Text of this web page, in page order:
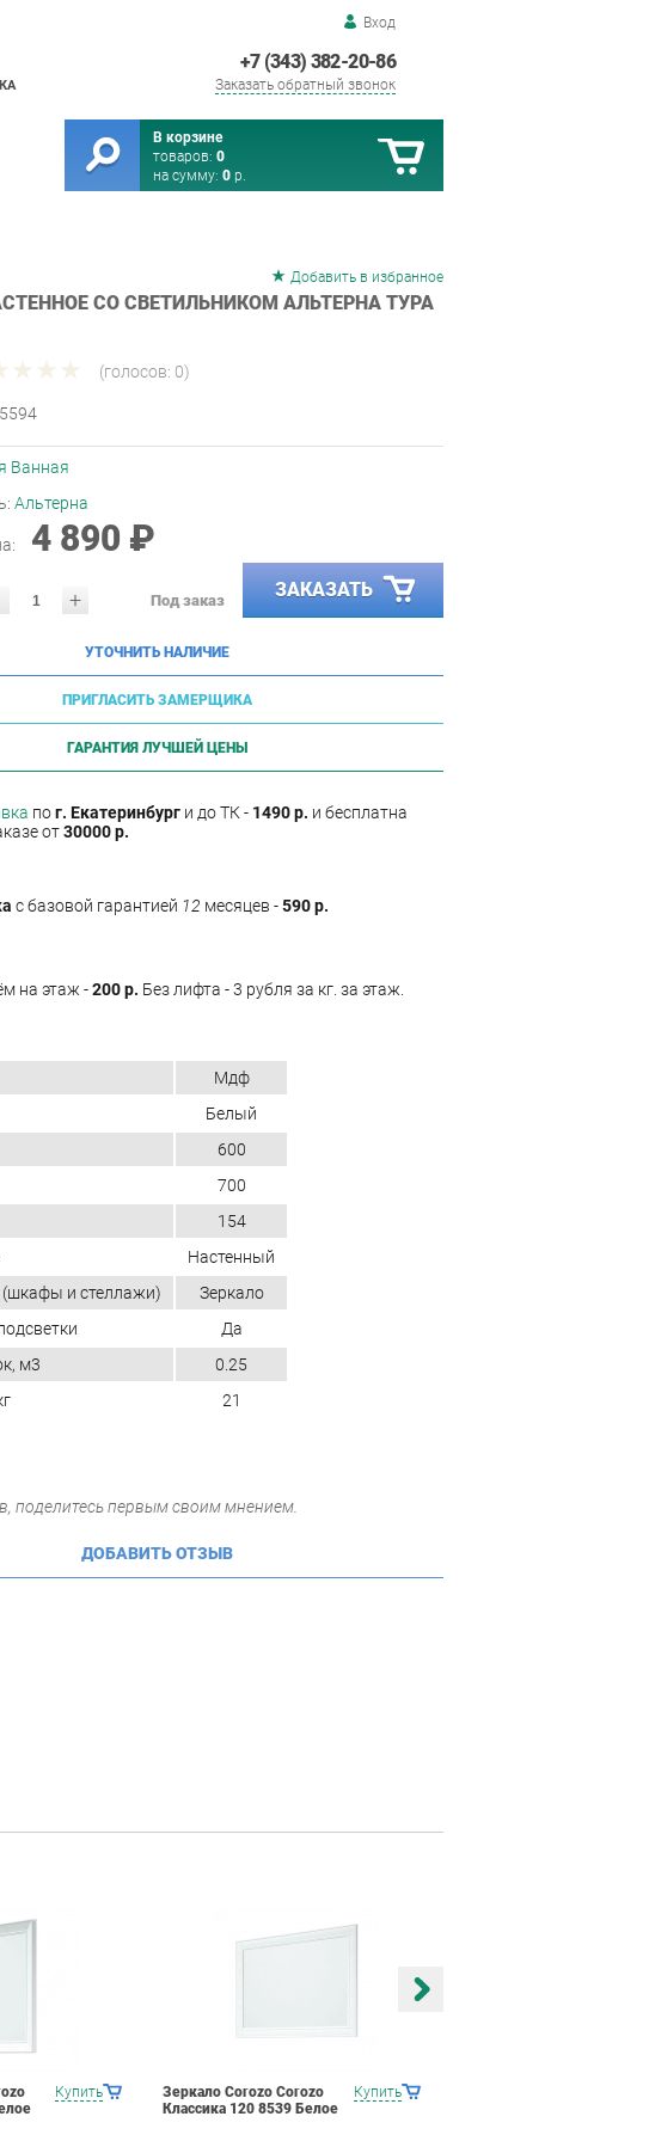
Вход
+7 (343) 382-20-86
Заказать обратный звонок
В корзине
товаров: 0
на сумму: 0 р.
Добавить в избранное
СО СВЕТИЛЬНИКОМ АЛЬТЕРНА ТУРА
(голосов: 0)
Ванная
Альтерна
4 890 ₽
+ Под заказ ЗАКАЗАТЬ
УТОЧНИТЬ НАЛИЧИЕ
ПРИГЛАСИТЬ ЗАМЕРЩИКА
ГАРАНТИЯ ЛУЧШЕЙ ЦЕНЫ
пог. Екатеринбург и до ТК - 1490 р. и бесплатна
от30000 р.
с базовой гарантией 12 месяцев -590 р.
на этаж -200 р. Без лифта - 3 рубля за кг. за этаж.
Мдф
Белый
600
700
154
Настенный
и стеллажи)
Зеркало
Да
м3
0.25
21
поделитесь первым своим мнением.
ДОБАВИТЬ ОТЗЫВ
Купить Купить
Зеркало Corozo Corozo
Классика 120 8539 Белое